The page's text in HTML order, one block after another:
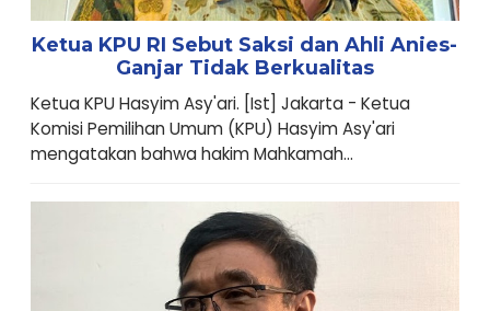
Ketua KPU RI Sebut Saksi dan Ahli Anies-
Ganjar Tidak Berkualitas
Ketua KPU Hasyim Asy'ari. [Ist] Jakarta - Ketua
Komisi Pemilihan Umum (KPU) Hasyim Asy'ari
mengatakan bahwa hakim Mahkamah...